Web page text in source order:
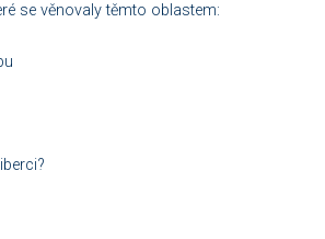
se věnovaly těmto oblastem: